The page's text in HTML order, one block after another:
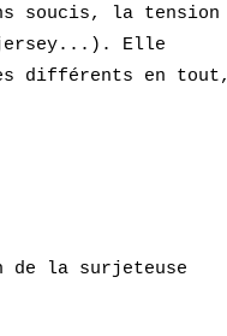
soucis, la tension
jersey...). Elle
différents en tout,
de la surjeteuse